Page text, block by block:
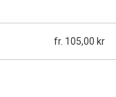
fr. 105,00 kr